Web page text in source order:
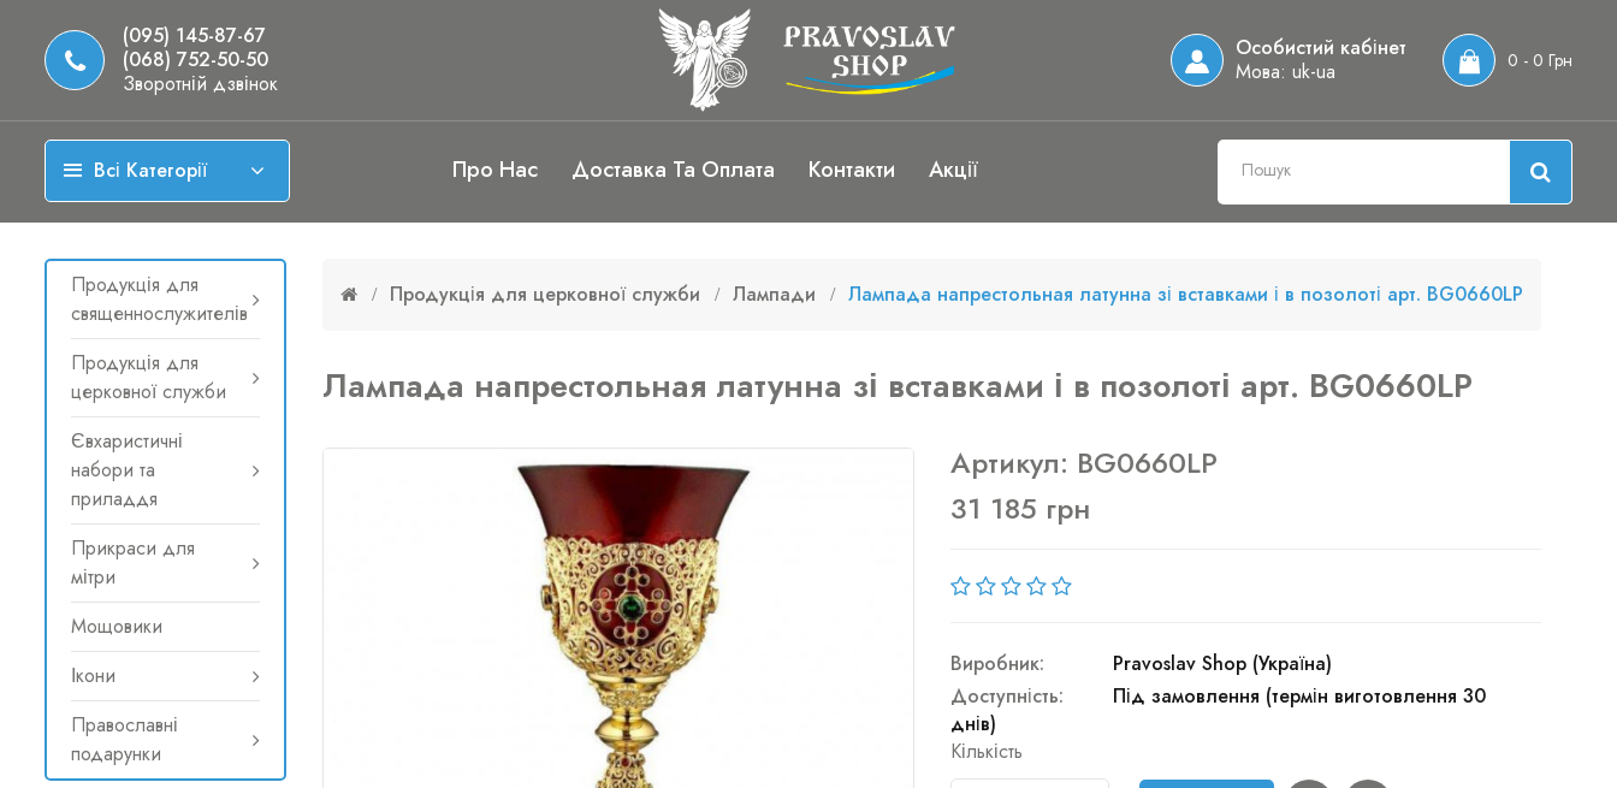
(095) 145-87-67
(068) 752-50-50
Зворотній дзвінок
Особистий кабінет
Мова: uk-ua 0 - 0 Грн
Всі Категорії Про Нас Доставка Та Оплата Контакти Акції
Продукція для
священнослужителів
Продукція для
церковної служби
Євхаристичні
набори та
приладдя
Прикраси для
мітри
Мощовики
Ікони
Православні
подарунки
Продукція для церковної служби Лампади Лампада напрестольная латунна зі вставками і в позолоті арт. BG0660LP
Лампада напрестольная латунна зі вставками і в позолоті арт. BG0660LP
Артикул: BG0660LP
31 185 грн
Виробник:
Pravoslav Shop (Україна)
Доступність:
Під замовлення (термін виготовлення 30
днів)
Кількість